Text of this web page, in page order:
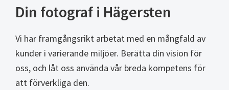
Din fotograf i Hägersten
Vi har framgångsrikt arbetat med en mångfald av
kunder i varierande miljöer. Berätta din vision för
oss, och låt oss använda vår breda kompetens för
att förverkliga den.